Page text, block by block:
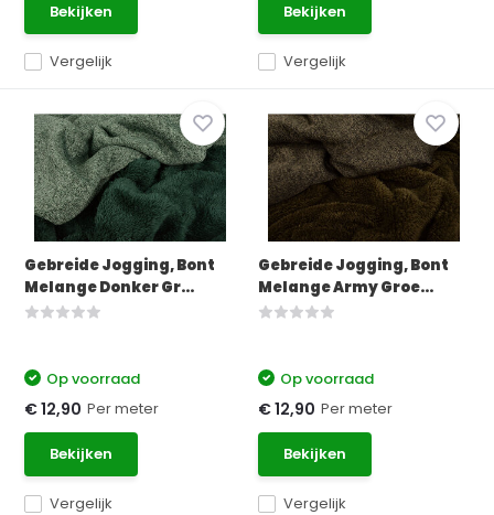
Vergelijk
Bekijken
Vergelijk
Bekijken
Gebreide Jogging, Bont
Melange Donker Gr...
Vergelijk
Op voorraad
€ 12,90 Per meter
Bekijken
Gebreide Jogging, Bont
Melange Army Groe...
Vergelijk
Op voorraad
€ 12,90 Per meter
Bekijken